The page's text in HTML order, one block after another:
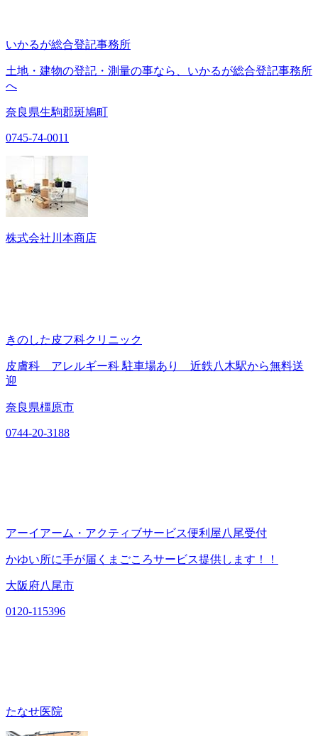
いかるが総合登記事務所
土地・建物の登記・測量の事なら、いかるが総合登記事務所
へ
奈良県生駒郡斑鳩町
0745-74-0011
株式会社川本商店
きのした皮フ科クリニック
皮膚科 アレルギー科 駐車場あり 近鉄八木駅から無料送
迎
奈良県橿原市
0744-20-3188
アーイアーム・アクティブサービス便利屋八尾受付
かゆい所に手が届くまごころサービス提供します！！
大阪府八尾市
0120-115396
たなせ医院